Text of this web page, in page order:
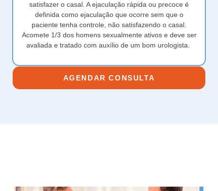
satisfazer o casal. A ejaculação rápida ou precoce é
definida como ejaculação que ocorre sem que o
paciente tenha controle, não satisfazendo o casal.
Acomete 1/3 dos homens sexualmente ativos e deve ser
avaliada e tratado com auxílio de um bom urologista.
AGENDAR CONSULTA